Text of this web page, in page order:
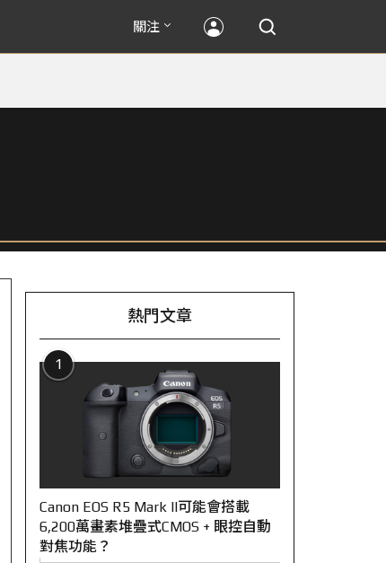
關注
熱門文章
1
Canon EOS R5 Mark II可能會搭載
6,200萬畫素堆疊式CMOS + 眼控自動
對焦功能？